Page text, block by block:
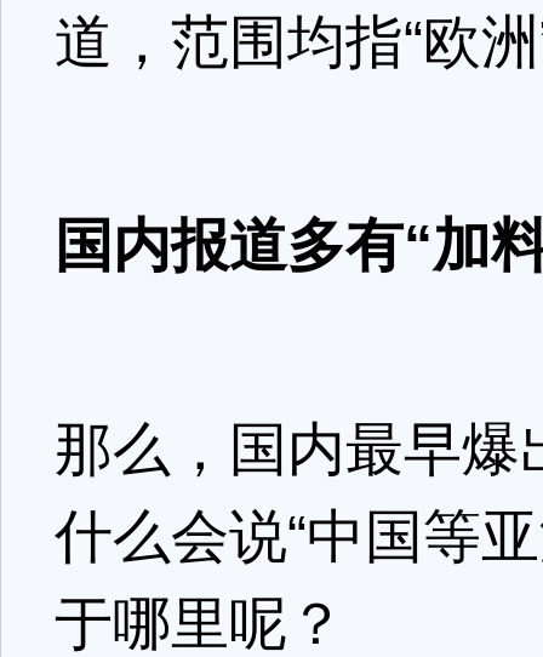
道，范围均指“欧
国内报道多有“加
那么，国内最早爆
什么会说“中国等
于哪里呢？